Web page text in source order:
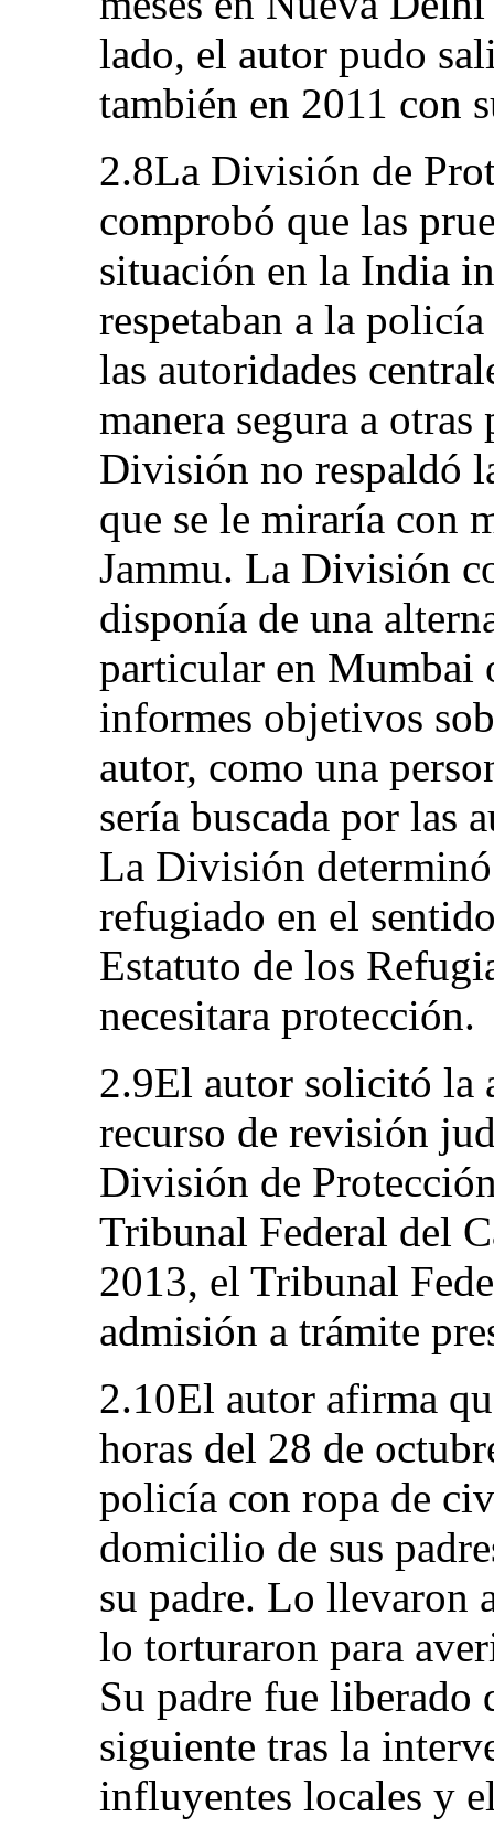
lado, el autor pudo
también en 2011 con
2.8La División de
comprobó que las
situación en la India
respetaban a la
las autoridades
manera segura a
División no respaldó
que se le miraría con
Jammu. La División
disponía de una
particular en Mumbai
informes objetivos
autor, como una
sería buscada por las
La División
refugiado en el
Estatuto de los
necesitara protección.
2.9El autor solicitó la
recurso de revisión
División de
Tribunal Federal del
2013, el Tribunal
admisión a trámite
2.10El autor afirma
horas del 28 de
policía con ropa de
domicilio de sus
su padre. Lo llevaron
lo torturaron para
Su padre fue liberado
siguiente tras la
influyentes locales y